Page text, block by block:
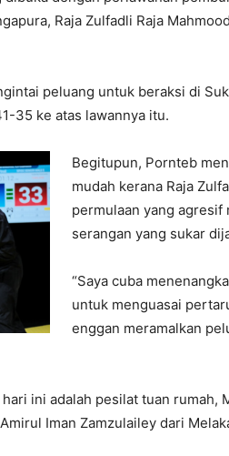
Raja Zulfadli Raja
peluang untuk beraksi di
35 ke atas lawannya itu.
Begitupun, Pornteb
mudah kerana Raja
permulaan yang
serangan yang sukar
“Saya cuba
untuk menguasai
enggan meramalkan
ini adalah pesilat tuan rumah,
Iman Zamzulailey dari